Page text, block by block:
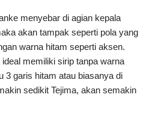
menyebar di agian kepala
akan tampak seperti pola yang
warna hitam seperti aksen.
memiliki sirip tanpa warna
3 garis hitam atau biasanya di
sedikit Tejima, akan semakin